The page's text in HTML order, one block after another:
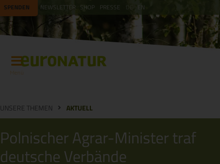
SPENDEN NEWSLETTER SHOP PRESSE EN
UNSERE THEMEN AKTUELL
Polnischer Agrar-Minister traf
deutsche Verbände